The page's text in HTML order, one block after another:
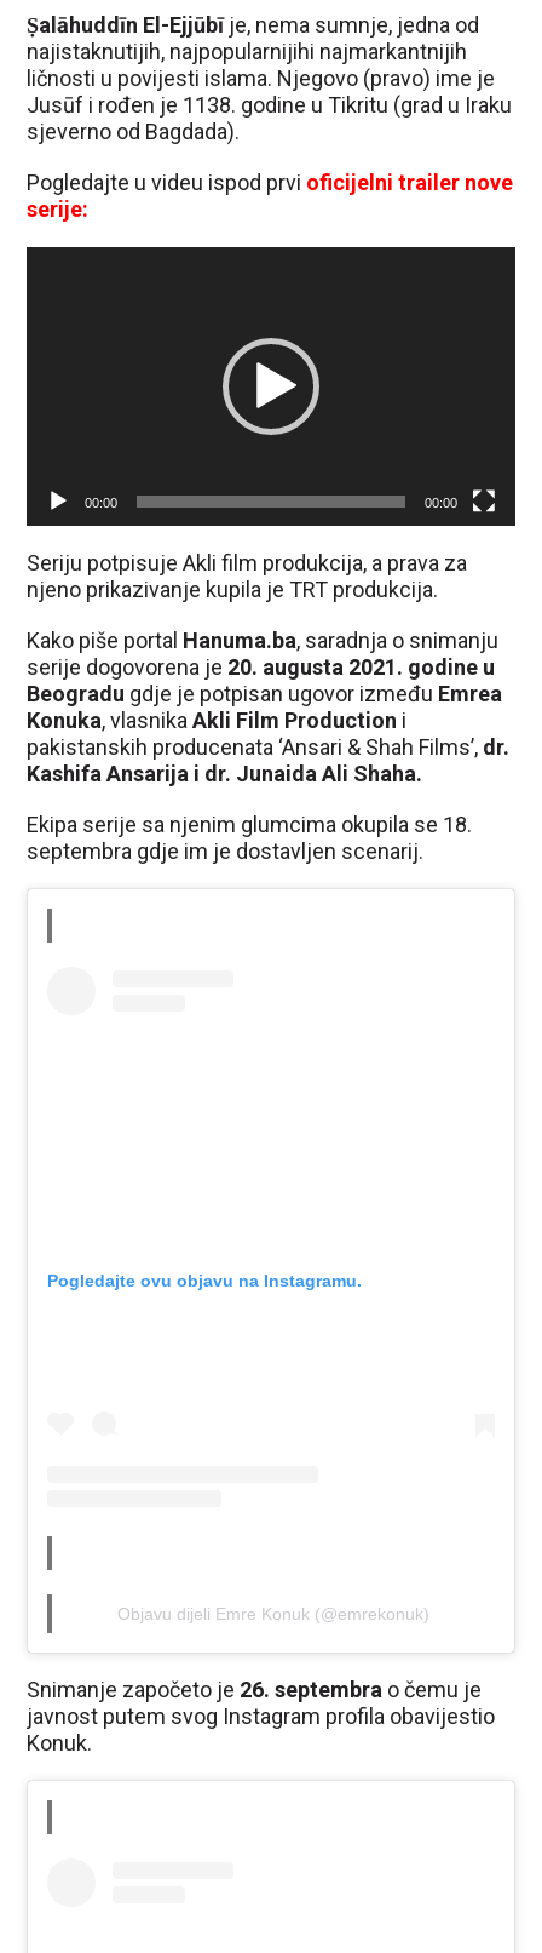
Ṣalāhuddīn El-Ejjūbīje, nema sumnje, jedna od
najistaknutijih, najpopularnijihi najmarkantnijih
ličnosti u povijesti islama. Njegovo (pravo) ime je
Jusūf i rođen je 1138. godine u Tikritu (grad u Iraku
sjeverno od Bagdada).
Pogledajte u videu ispod prvi oficijelni trailer nove
serije:
00:00 00:00
Seriju potpisuje Akli film produkcija, a prava za
njeno prikazivanje kupila je TRT produkcija.
Kako piše portal Hanuma.ba, saradnja o snimanju
serije dogovorena je 20. augusta 2021. godine u
Beogradu gdje je potpisan ugovor između Emrea
Konuka, vlasnikaAkli Film Production i
pakistanskih producenata ‘Ansari & Shah Films’, dr.
Kashifa Ansarija i dr. Junaida Ali Shaha.
Ekipa serije sa njenim glumcima okupila se 18.
septembra gdje im je dostavljen scenarij.
Pogledajte ovu objavu na Instagramu.
Objavu dijeli Emre Konuk (@emrekonuk)
Snimanje započeto je 26. septembra o čemu je
javnost putem svog Instagram profila obavijestio
Konuk.